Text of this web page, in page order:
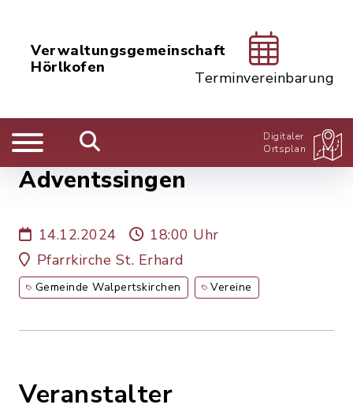
Verwaltungsgemeinschaft
Hörlkofen
Terminvereinbarung
Digitaler
Ortsplan
Adventssingen
14.12.2024
18:00 Uhr
Pfarrkirche St. Erhard
Gemeinde Walpertskirchen Vereine
Veranstalter